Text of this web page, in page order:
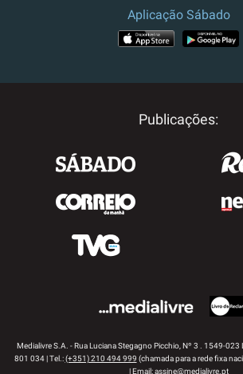
Aplicação Sábado
Publicações:
Medialivre S.A. - Rua Luciana Stegagno Picchio, Nº 3 . 1549-023
801 034 | Tel.:(+351) 210 494 999 (chamada para a rede fixa
| Email:assine@medialivre.pt